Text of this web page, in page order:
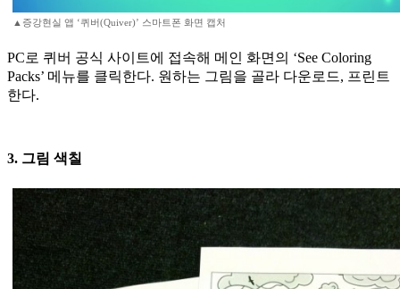
▲증강현실 앱 ‘퀴버(Quiver)’ 스마트폰 화면 캡처
PC로 퀴버 공식 사이트에 접속해 메인 화면의 ‘See Coloring
Packs’ 메뉴를 클릭한다. 원하는 그림을 골라 다운로드, 프린트
한다.
3. 그림 색칠